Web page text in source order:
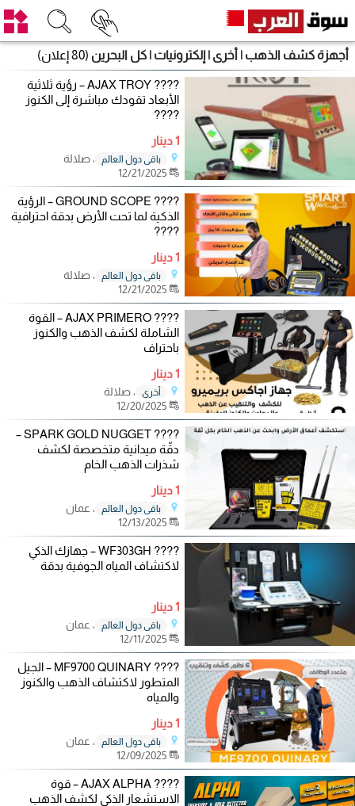
أجهزة كشف الذهب | أخرى | إلكترونيات | كل البحرين (80 إعلان)
???? AJAX TROY – رؤية ثلاثية
الأبعاد تقودك مباشرة إلى الكنوز
????
1 دينار
باقي دول العالم
، صلالة
???? GROUND SCOPE – الرؤية
الذكية لما تحت الأرض بدقة احترافية
????
1 دينار
باقي دول العالم
، صلالة
???? AJAX PRIMERO – القوة
الشاملة لكشف الذهب والكنوز
باحتراف
1 دينار
أخرى
، صلالة
???? SPARK GOLD NUGGET –
دقّة ميدانية متخصصة لكشف
شذرات الذهب الخام
1 دينار
باقي دول العالم
، عمان
???? WF303GH – جهازك الذكي
لاكتشاف المياه الجوفية بدقة
1 دينار
باقي دول العالم
، عمان
???? MF9700 QUINARY – الجيل
المتطور لاكتشاف الذهب والكنوز
والمياه
1 دينار
باقي دول العالم
، عمان
???? AJAX ALPHA – قوة
الاستشعار الذكي لكشف الذهب